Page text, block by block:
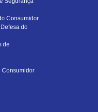
Consumidor
do
de
Consumidor